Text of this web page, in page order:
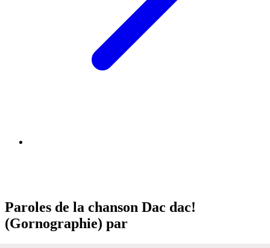
Paroles de la chanson Dac dac!
(Gornographie) par